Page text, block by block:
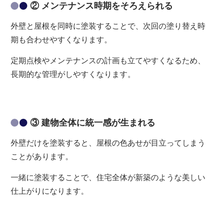
② メンテナンス時期をそろえられる
外壁と屋根を同時に塗装することで、次回の塗り替え時
期も合わせやすくなります。
定期点検やメンテナンスの計画も立てやすくなるため、
長期的な管理がしやすくなります。
③ 建物全体に統一感が生まれる
外壁だけを塗装すると、屋根の色あせが目立ってしまう
ことがあります。
一緒に塗装することで、住宅全体が新築のような美しい
仕上がりになります。